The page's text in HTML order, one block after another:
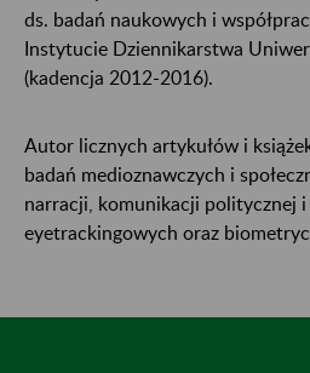
ds. badań naukowych i
Instytucie Dziennikarstwa
(kadencja 2012-2016).
Autor licznych artykułów i
badań medioznawczych i
narracji, komunikacji politycznej i
eyetrackingowych oraz